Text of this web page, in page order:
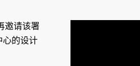
邀请该署
心的设计